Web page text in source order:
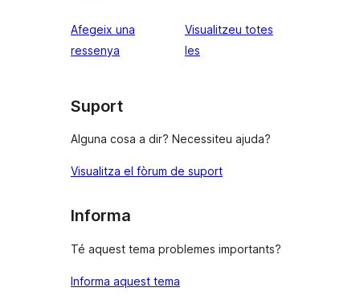
de
1
Afegeix una
ressenya
Visualitzeu totes
lesressenyes
Suport
Alguna cosa a dir? Necessiteu ajuda?
Visualitza el fòrum de suport
Informa
Té aquest tema problemes importants?
Informa aquest tema